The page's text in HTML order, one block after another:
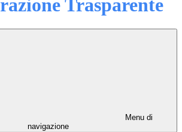
Trasparente
Menu di
navigazione